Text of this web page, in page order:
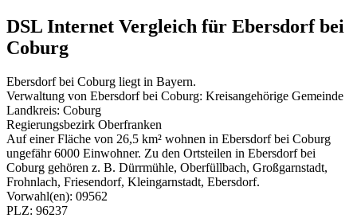
DSL Internet Vergleich für Ebersdorf bei
Coburg
Ebersdorf bei Coburg liegt in Bayern.
Verwaltung von Ebersdorf bei Coburg: Kreisangehörige Gemeinde
Landkreis: Coburg
Regierungsbezirk Oberfranken
Auf einer Fläche von 26,5 km² wohnen in Ebersdorf bei Coburg
ungefähr 6000 Einwohner. Zu den Ortsteilen in Ebersdorf bei
Coburg gehören z. B. Dürrmühle, Oberfüllbach, Großgarnstadt,
Frohnlach, Friesendorf, Kleingarnstadt, Ebersdorf.
Vorwahl(en): 09562
PLZ: 96237